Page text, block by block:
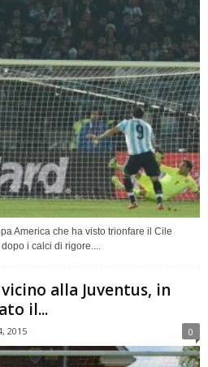
America che ha visto trionfare il Cile
i calci di rigore....
alla Juventus, in
il...
2015 0